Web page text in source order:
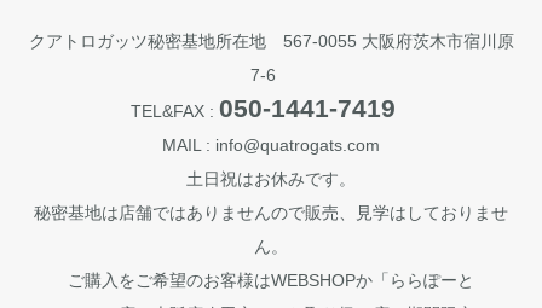
クアトロガッツ秘密基地所在地 567-0055 大阪府茨木市宿川原
7-6
TEL&FAX : 050-1441-7419
MAIL : info@quatrogats.com
土日祝はお休みです。
秘密基地は店舗ではありませんので販売、見学はしておりませ
ん。
ご購入をご希望のお客様はWEBSHOPか「ららぽーと